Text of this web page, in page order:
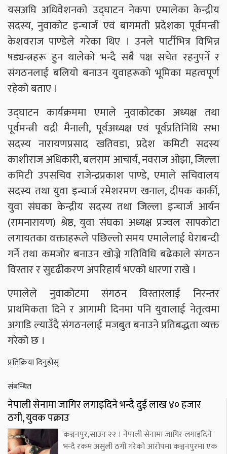
यसअघि अधिवेशनको उद्घाटन नेकपा एमालेका केन्द्रीय
सदस्य, नुवाकोट इन्चार्ज एवं बागमती प्रदेशका पूर्वमन्त्री
केशवराज पाण्डेले गरेका थिए । उनले पार्टीभित्र विभिन्न
षड्यन्त्रहरू हुन थालेको भन्दै सबै पक्ष सचेत रहनुपर्ने र
संगठनलाई बलियो बनाउन युवाहरूको भूमिका महत्वपूर्ण
रहेको बताए ।
उद्घाटन कार्यक्रममा एमाले नुवाकोटका अध्यक्ष तथा
पूर्वमन्त्री वद्री मैनाली, पूर्वअध्यक्ष एवं पूर्वप्रतिनिधि सभा
सदस्य नारायणप्रसाद खतिवडा, प्रदेश कमिटी सदस्य
काशीराज अधिकारी, बलराम आचार्य, नवराज ओझा, जिल्ला
कमिटी उपसचिव राजेन्द्रप्रकाश पाण्डे, एमाले सचिवालय
सदस्य तथा युवा इन्चार्ज रमेशरमण खनाल, दीपक कार्की,
युवा संघका केन्द्रीय सदस्य तथा जिल्ला इन्चार्ज आर्यन
(रामनारायण) श्रेष्ठ, युवा संघका अध्यक्ष प्रज्वल सापकोटा
लगायतका वक्ताहरूले पछिल्लो समय एमालेलाई घेराबन्दी
गर्ने तथा कमजोर बनाउन खोज्ने गतिविधि बढेकाले संगठन
विस्तार र सुदृढीकरण अपरिहार्य भएको धारणा राखे ।
एमालेले नुवाकोटमा संगठन विस्तारलाई निरन्तर
प्राथमिकता दिने र आगामी दिनमा पनि युवालाई नेतृत्वमा
अगाडि ल्याउँदै संगठनलाई मजबुत बनाउने प्रतिबद्धता व्यक्त
गरेको छ ।
प्रतिक्रिया दिनुहोस्
संबन्धित
नेपाली सेनामा जागिर लगाइदिने भन्दै दुई लाख ४० हजार
ठगी, युवक पक्राउ
कञ्चनपुर,साउन २२ । नेपाली सेनामा जागिर लगाइदिने
भन्दै रकम असुली ठगी गरेको आरोपमा कञ्चनपुरमा एक